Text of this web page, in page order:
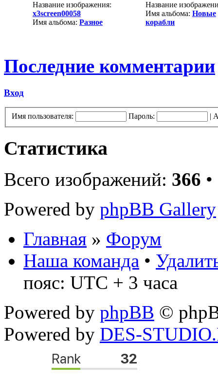
Название изображения:
x3screen00058
Имя альбома: Разное
Название
Имя альбома: Новые
корабли
Последние комментарии
Вход
Имя пользователя: Пароль: |
Статистика
Всего изображений: 366
Powered by phpBB Gallery
Главная » Форум
Наша команда •
пояс: UTC + 3 часа
Powered by phpBB ©
Powered by DES-